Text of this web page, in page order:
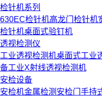
检针机系列
630EC检针机高龙门检针机
检针机桌面式验钉机
透视检测仪
工业透视检测机桌面式工业
备工业X射线透视检测机
安检设备
安检机金属检测安检门 手持